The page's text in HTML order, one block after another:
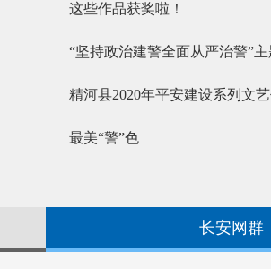
这些作品获奖啦！
“坚持政治建警全面从严治警”
精河县2020年平安建设系列文
最美“警”色
长安网群